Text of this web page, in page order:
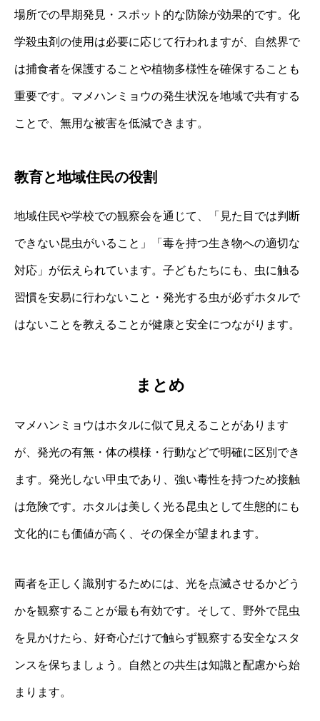
場所での早期発見・スポット的な防除が効果的です。化
学殺虫剤の使用は必要に応じて行われますが、自然界で
は捕食者を保護することや植物多様性を確保することも
重要です。マメハンミョウの発生状況を地域で共有する
ことで、無用な被害を低減できます。
教育と地域住民の役割
地域住民や学校での観察会を通じて、「見た目では判断
できない昆虫がいること」「毒を持つ生き物への適切な
対応」が伝えられています。子どもたちにも、虫に触る
習慣を安易に行わないこと・発光する虫が必ずホタルで
はないことを教えることが健康と安全につながります。
まとめ
マメハンミョウはホタルに似て見えることがあります
が、発光の有無・体の模様・行動などで明確に区別でき
ます。発光しない甲虫であり、強い毒性を持つため接触
は危険です。ホタルは美しく光る昆虫として生態的にも
文化的にも価値が高く、その保全が望まれます。
両者を正しく識別するためには、光を点滅させるかどう
かを観察することが最も有効です。そして、野外で昆虫
を見かけたら、好奇心だけで触らず観察する安全なスタ
ンスを保ちましょう。自然との共生は知識と配慮から始
まります。